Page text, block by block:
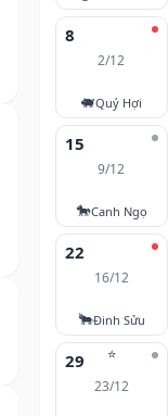
8
2/12
🐖Quý Hợi
15
9/12
🐎Canh Ngọ
22
16/12
🐂Đinh Sửu
⭐
29
23/12